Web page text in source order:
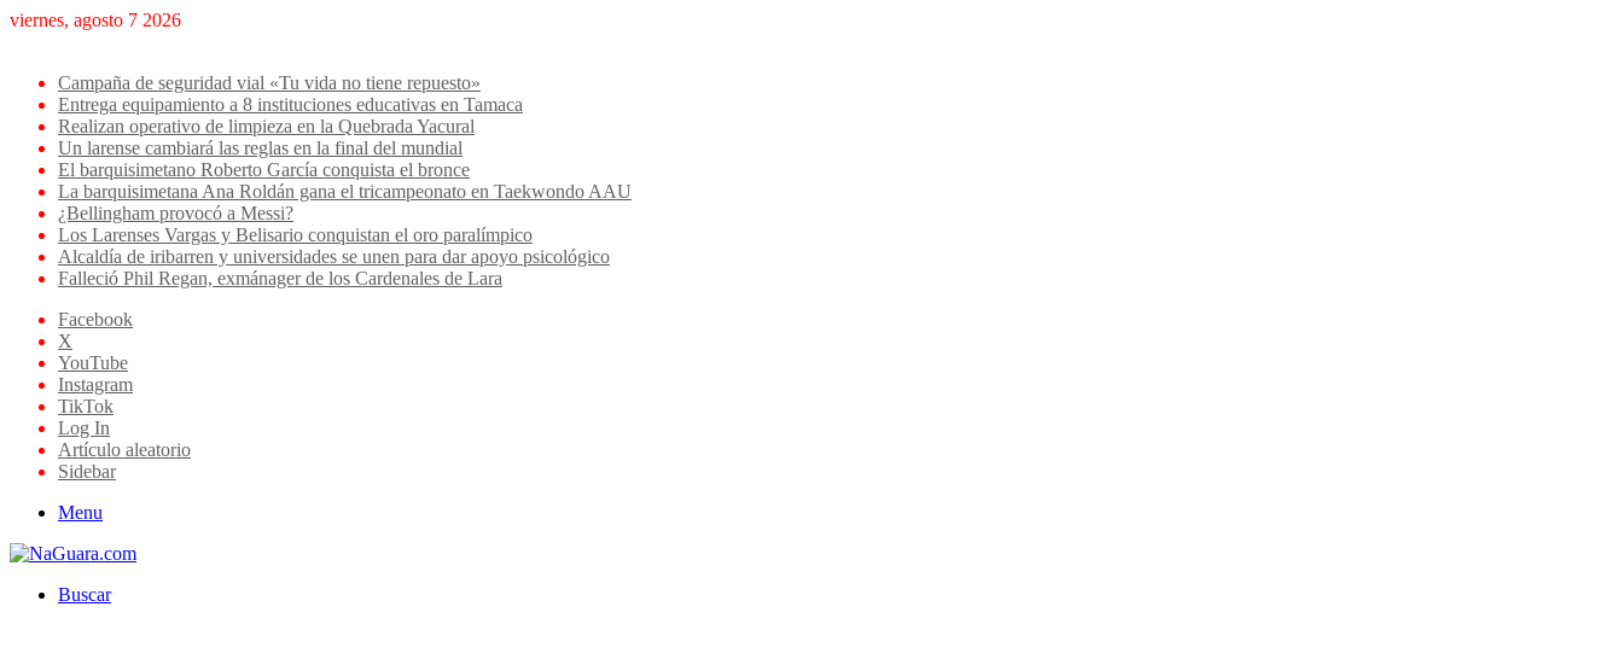
viernes, agosto 7 2026
Campaña de seguridad vial «Tu vida no tiene repuesto»
Entrega equipamiento a 8 instituciones educativas en Tamaca
Realizan operativo de limpieza en la Quebrada Yacural
Un larense cambiará las reglas en la final del mundial
El barquisimetano Roberto García conquista el bronce
La barquisimetana Ana Roldán gana el tricampeonato en Taekwondo AAU
¿Bellingham provocó a Messi?
Los Larenses Vargas y Belisario conquistan el oro paralímpico
Alcaldía de iribarren y universidades se unen para dar apoyo psicológico
Falleció Phil Regan, exmánager de los Cardenales de Lara
Facebook
X
YouTube
Instagram
TikTok
Log In
Artículo aleatorio
Sidebar
Menu
Buscar